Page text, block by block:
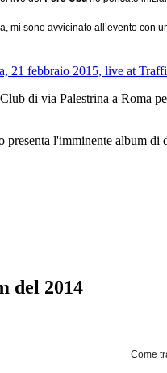
mi sono avvicinato all’evento
21 febbraio 2015, live at
di via Palestrina a Roma
presenta l'imminente album
del 2014
Come